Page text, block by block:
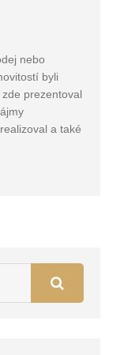
nebo
byli
prezentoval
a také